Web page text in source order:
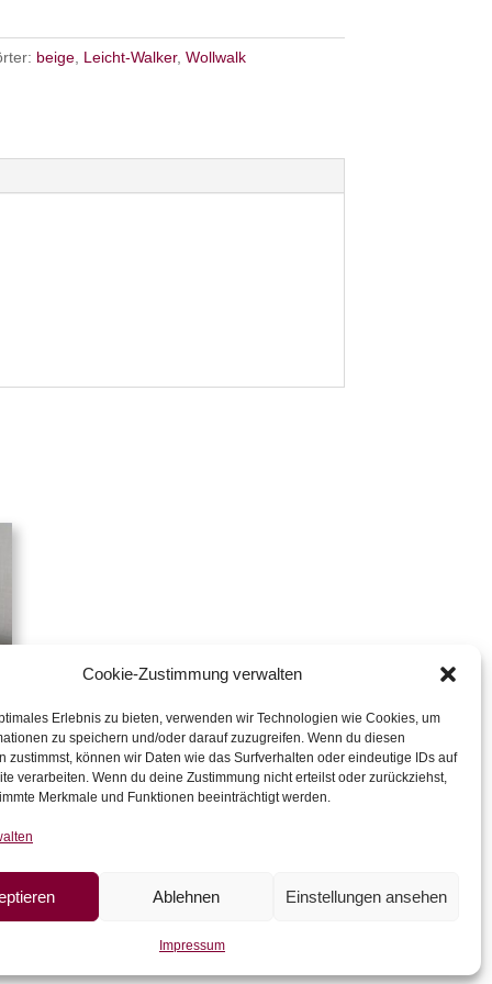
Cookie-Zustimmung verwalten
Erlebnis zu bieten, verwenden wir Technologien wie Cookies, um
zu speichern und/oder darauf zuzugreifen. Wenn du diesen
zustimmst, können wir Daten wie das Surfverhalten oder eindeutige IDs auf
verarbeiten. Wenn du deine Zustimmung nicht erteilst oder zurückziehst,
Merkmale und Funktionen beeinträchtigt werden.
Ablehnen Einstellungen ansehen
Impressum
beige, Leicht-Walker, Wollwalk